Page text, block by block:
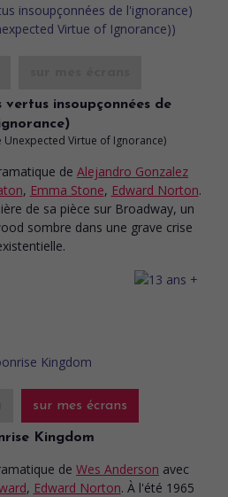
vertus insoupçonnées de
Unexpected Virtue of Ignorance)
de Alejandro Gonzalez
, Emma Stone, Edward Norton.
de sa pièce sur Broadway, un
sombre dans une grave crise
sur mes écrans
Kingdom
de Wes Anderson avec
, Edward Norton. À l'été 1965